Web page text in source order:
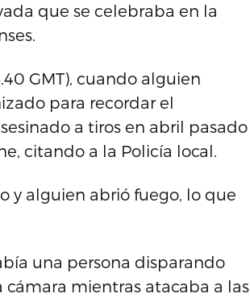
que se celebraba en la
GMT), cuando alguien
para recordar el
a tiros en abril pasado
citando a la Policía local.
y alguien abrió fuego, lo que
una persona disparando
mientras atacaba a las